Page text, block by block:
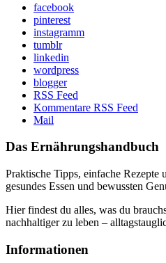
facebook
pinterest
instagramm
tumblr
linkedin
wordpress
blogger
RSS Feed
Kommentare RSS Feed
Mail
Das Ernährungshandbuch
Praktische Tipps, einfache Rezepte
gesundes Essen und bewussten
Hier findest du alles, was du
nachhaltiger zu leben –
Informationen